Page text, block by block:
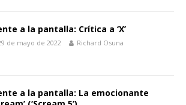
a la pantalla: Crítica a ‘X’
de mayo de 2022 Richard Osuna
a la pantalla: La emocionante